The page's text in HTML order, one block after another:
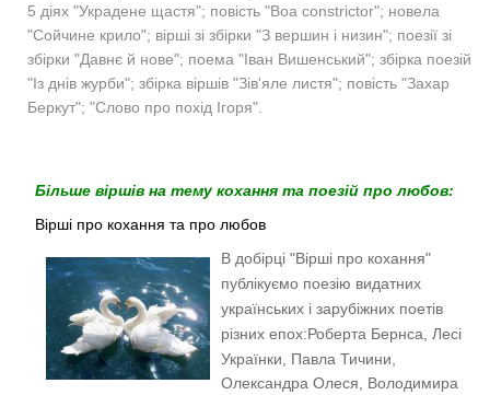
5 діях "Украдене щастя"; повість "Boa constrictor"; новела
"Сойчине крило"; вірші зі збірки "З вершин і низин"; поезії зі
збірки "Давнє й нове"; поема "Іван Вишенський"; збірка поезій
"Із днів журби"; збірка віршів "Зів'яле листя"; повість "Захар
Беркут"; "Слово про похід Ігоря".
Більше віршів на тему кохання та поезій про любов:
Вірші про кохання та про любов
В добірці "Вірші про кохання"
публікуємо поезію видатних
українських і зарубіжних поетів
різних епох:Роберта Бернса, Лесі
Українки, Павла Тичини,
Олександра Олеся, Володимира